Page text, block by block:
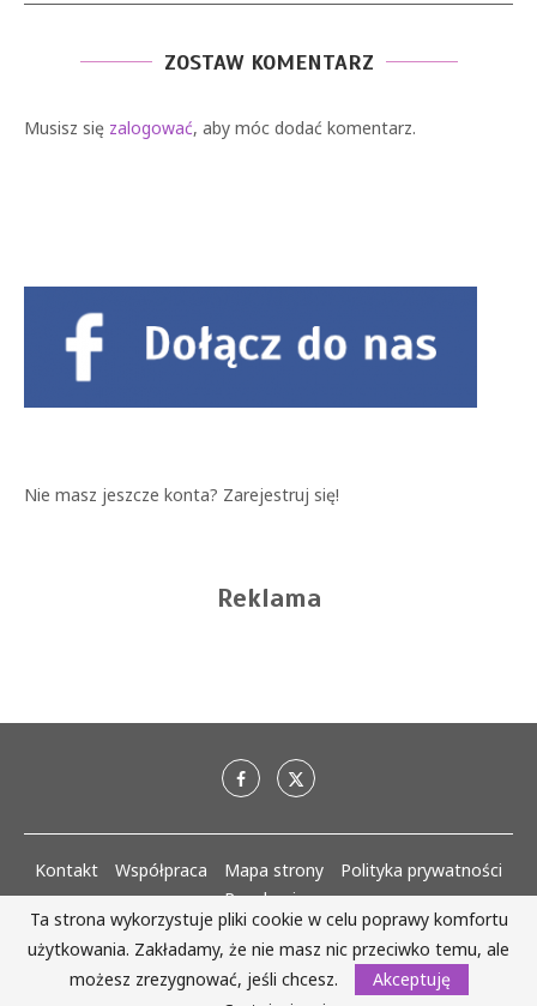
ZOSTAW KOMENTARZ
Musisz się zalogować, aby móc dodać komentarz.
Nie masz jeszcze konta? Zarejestruj się!
Reklama
Kontakt Współpraca Mapa strony
Polityka prywatności
Regulaminy
AlejaKobiet.pl @2020 - 2023 Wszystkie prawa zastrzeżone. | Realizacja:
www.woh.group
Ta strona wykorzystuje pliki cookie w celu poprawy komfortu
użytkowania. Zakładamy, że nie masz nic przeciwko temu, ale
możesz zrezygnować, jeśli chcesz.
Akceptuję